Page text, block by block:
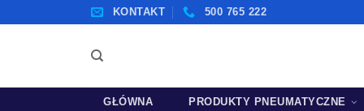
KONTAKT 500 765 222
GŁÓWNA PRODUKTY PNEUMATYCZNE